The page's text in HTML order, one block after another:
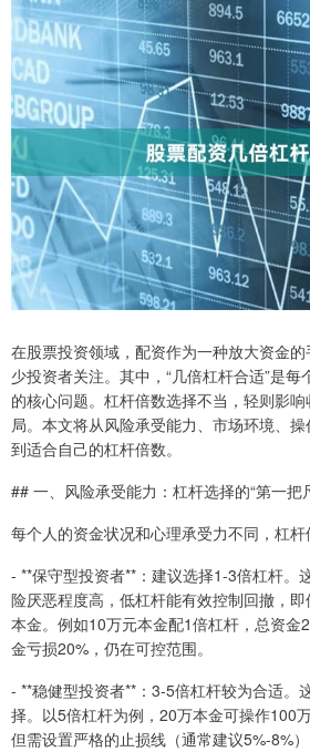
在股票投资领域，配资作为一种放大资金
少投资者关注。其中，“几倍杠杆合适”是
的核心问题。杠杆倍数选择不当，轻则影
局。本文将从风险承受能力、市场环境、
到适合自己的杠杆倍数。
## 一、风险承受能力：杠杆选择的“第一把
每个人的资金状况和心理承受力不同，杠杆
- **保守型投资者**：建议选择1-3倍杠杆。
险厌恶程度高，低杠杆能有效控制回撤，
本金。例如10万元本金配1倍杠杆，总资金
金亏损20%，仍在可控范围。
- **稳健型投资者**：3-5倍杠杆较为合适。
择。以5倍杠杆为例，20万本金可操作100
但需设置严格的止损线（通常建议5%-8%）